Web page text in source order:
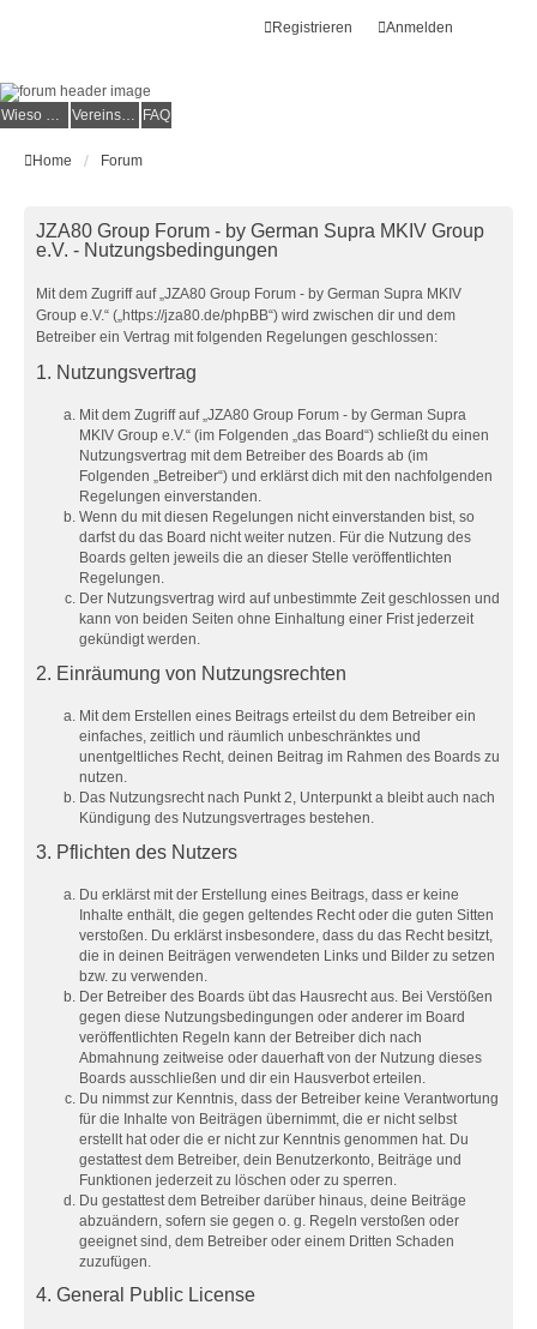
Anmelden
Registrieren
Wieso der e.V.? Vereinsmitglied werden FAQ
Home Forum
JZA80 Group Forum - by German Supra MKIV Group
e.V. - Nutzungsbedingungen
Mit dem Zugriff auf „JZA80 Group Forum - by German Supra MKIV
Group e.V.“ („https://jza80.de/phpBB“) wird zwischen dir und dem
Betreiber ein Vertrag mit folgenden Regelungen geschlossen:
1. Nutzungsvertrag
Mit dem Zugriff auf „JZA80 Group Forum - by German Supra
MKIV Group e.V.“ (im Folgenden „das Board“) schließt du einen
Nutzungsvertrag mit dem Betreiber des Boards ab (im
Folgenden „Betreiber“) und erklärst dich mit den nachfolgenden
Regelungen einverstanden.
Wenn du mit diesen Regelungen nicht einverstanden bist, so
darfst du das Board nicht weiter nutzen. Für die Nutzung des
Boards gelten jeweils die an dieser Stelle veröffentlichten
Regelungen.
Der Nutzungsvertrag wird auf unbestimmte Zeit geschlossen und
kann von beiden Seiten ohne Einhaltung einer Frist jederzeit
gekündigt werden.
2. Einräumung von Nutzungsrechten
Mit dem Erstellen eines Beitrags erteilst du dem Betreiber ein
einfaches, zeitlich und räumlich unbeschränktes und
unentgeltliches Recht, deinen Beitrag im Rahmen des Boards zu
nutzen.
Das Nutzungsrecht nach Punkt 2, Unterpunkt a bleibt auch nach
Kündigung des Nutzungsvertrages bestehen.
3. Pflichten des Nutzers
Du erklärst mit der Erstellung eines Beitrags, dass er keine
Inhalte enthält, die gegen geltendes Recht oder die guten Sitten
verstoßen. Du erklärst insbesondere, dass du das Recht besitzt,
die in deinen Beiträgen verwendeten Links und Bilder zu setzen
bzw. zu verwenden.
Der Betreiber des Boards übt das Hausrecht aus. Bei Verstößen
gegen diese Nutzungsbedingungen oder anderer im Board
veröffentlichten Regeln kann der Betreiber dich nach
Abmahnung zeitweise oder dauerhaft von der Nutzung dieses
Boards ausschließen und dir ein Hausverbot erteilen.
Du nimmst zur Kenntnis, dass der Betreiber keine Verantwortung
für die Inhalte von Beiträgen übernimmt, die er nicht selbst
erstellt hat oder die er nicht zur Kenntnis genommen hat. Du
gestattest dem Betreiber, dein Benutzerkonto, Beiträge und
Funktionen jederzeit zu löschen oder zu sperren.
Du gestattest dem Betreiber darüber hinaus, deine Beiträge
abzuändern, sofern sie gegen o. g. Regeln verstoßen oder
geeignet sind, dem Betreiber oder einem Dritten Schaden
zuzufügen.
4. General Public License